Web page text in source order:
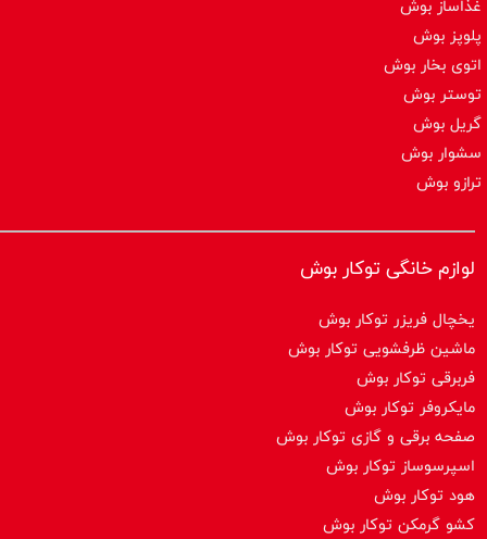
غذاساز بوش
پلوپز بوش
اتوی بخار بوش
توستر بوش
گریل بوش
سشوار بوش
ترازو بوش
لوازم خانگی توکار بوش
یخچال فریزر توکار بوش
ماشین ظرفشویی توکار بوش
فربرقی توکار بوش
مایکروفر توکار بوش
صفحه برقی و گازی توکار بوش
اسپرسوساز توكار بوش
هود توکار بوش
کشو گرمکن توکار بوش